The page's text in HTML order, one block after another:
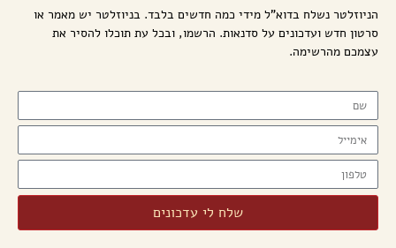
הניוזלטר נשלח בדוא"ל מידי כמה חדשים בלבד. בניוזלטר יש מאמר או
סרטון חדש ועדכונים על סדנאות. הרשמו, ובכל עת תוכלו להסיר את
עצמכם מהרשימה.
שלח לי עדכונים